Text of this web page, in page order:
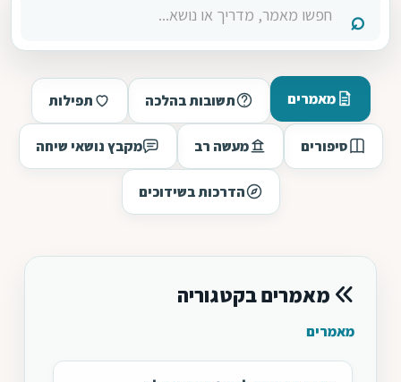
מאמרים תשובות בהלכה תפילות
סיפורים מעשה רב מקבץ נושאי שיחה
הדרכות בשידוכים
מאמרים בקטגוריה
מאמרים